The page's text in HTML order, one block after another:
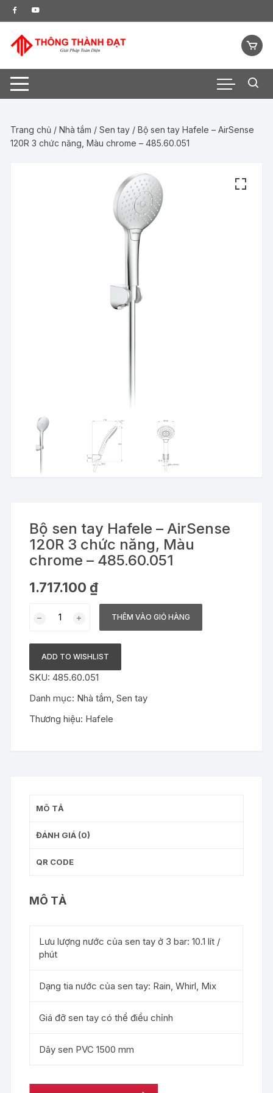
Chuyển
tới
dung
Trang chủ / Nhà tắm /Sen tay / Bộ sen tay Hafele – AirSense
120R 3 chức năng, Màu chrome – 485.60.051
Bộ sen tay Hafele – AirSense
120R 3 chức năng, Màu
chrome – 485.60.051
1.717.100 ₫
Hafele
-
AirSense
120R
chức
số
lượng
THÊM VÀO GIỎ HÀNG
ADD TO WISHLIST
SKU:485.60.051
Danh mục: Nhà tắm,Sen tay
Thương hiệu: Hafele
MÔ TẢ
ĐÁNH GIÁ (0)
QR CODE
MÔ TẢ
Lưu lượng nước của sen tay ở 3 bar: 10.1 lít /
phút
Dạng tia nước của sen tay: Rain, Whirl, Mix
Giá đỡ sen tay có thể điều chỉnh
Dây sen PVC 1500 mm